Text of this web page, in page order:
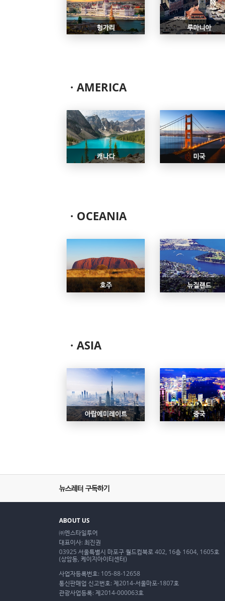
헝가리 루마니아
ㆍAMERICA
캐나다 미국
ㆍOCEANIA
호주 뉴질랜드
ㆍASIA
아랍에미레이트 중국
뉴스레터 구독하기
ABOUT US
㈜엔스타일투어
대표이사: 최진권
03925 서울특별시 마포구 월드컵북로 402, 16층 1604, 1605호
(상암동, 케이지아이티센터)
사업자등록번호: 105-88-12658
통신판매업 신고번호: 제2014-서울마포-1807호
관광사업등록: 제2014-000063호